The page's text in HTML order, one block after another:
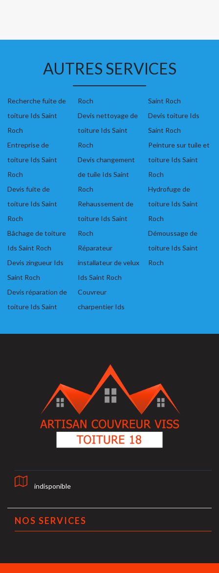
AUTRES SERVICES
Recherche fuite de
toiture Ids Saint
Roch
Entreprise de
toiture Ids Saint
Roch
Devis fuite de
toiture Ids Saint
Roch
Bâchage de toiture
Ids Saint Roch
Devis zingueur Ids
Saint Roch
Devis réparation de
toiture Ids Saint
Roch
Devis nettoyage de
toiture Ids Saint
Roch
Devis changement
de tuile Ids Saint
Roch
Rehaussement de
toiture Ids Saint
Roch
Réparateur
installateur de velux
Ids Saint Roch
Couvreur
charpentier Ids
Saint Roch
Devis toiture Ids
Saint Roch
Peinture sur tuile et
toiture Ids Saint
Roch
Hydrofuge de
toiture Ids Saint
Roch
Démoussage de
toiture Ids Saint
Roch
indisponible
NOS SERVICES